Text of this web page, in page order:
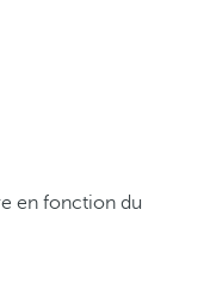
en fonction du